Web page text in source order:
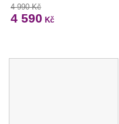
4 990 Kč
4 590 Kč